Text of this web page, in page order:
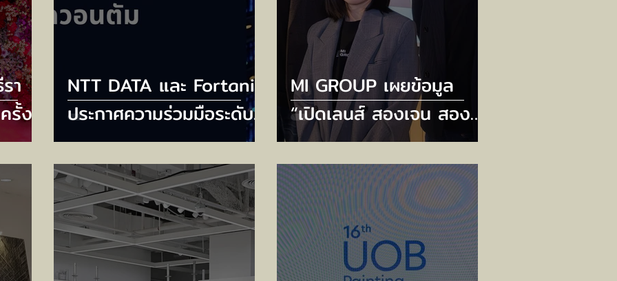
า
รั้ง
NTT DATA และ Fortanix
ประกาศความร่วมมือระดับ
โลก เพื่อเสริมความ
ปลอดภัยในยุค AI และหลัง
ยุควควอนตัม
MI GROUP เผยข้อมูล
“เปิดเลนส์ สองเจน สองขุม
พลัง” เจาะลึก Gen Z และ
Gen Horizon – พลังการ
จับจ่ายหลักขับเคลื่อน
เศรษฐกิจ ที่นักการตลาด
ต้องโฟกัสอย่างสมดุล